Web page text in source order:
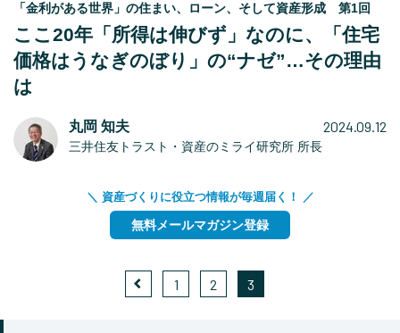
#フィナンシャル・ウェルビーイング #企業型DC #退職金 #50代
#老後 #データ・調査 #金融用語解説 #話題の企業 #国内株式型
「金利がある世界」の住まい、ローン、そして資産形成 第1回
ここ20年「所得は伸びず」なのに、「住宅
価格はうなぎのぼり」の“ナゼ”…その理由
は
丸岡 知夫
三井住友トラスト・資産のミライ研究所 所長
2024.09.12
＼ 資産づくりに役立つ情報が毎週届く！ ／
無料メールマガジン登録
1 2 3